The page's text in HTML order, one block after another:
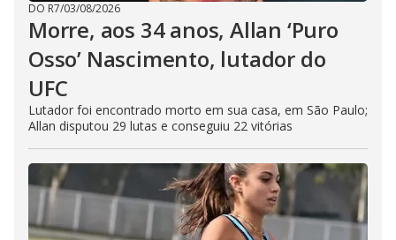
DO R7/03/08/2026
Morre, aos 34 anos, Allan ‘Puro
Osso’ Nascimento, lutador do
UFC
Lutador foi encontrado morto em sua casa, em São Paulo;
Allan disputou 29 lutas e conseguiu 22 vitórias